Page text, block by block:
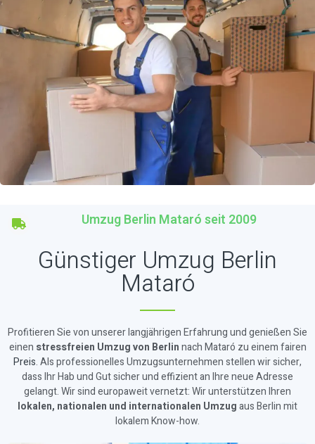
Umzug Berlin Mataró seit 2009
Günstiger Umzug Berlin
Mataró
Profitieren Sie von unserer langjährigen Erfahrung und genießen Sie
einen stressfreien Umzug von Berlinnach Mataró zu einem fairen
Preis. Als professionelles Umzugsunternehmen stellen wir sicher,
dass Ihr Hab und Gut sicher und effizient an Ihre neue Adresse
gelangt. Wir sind europaweit vernetzt: Wir unterstützen Ihren
lokalen, nationalen und internationalen Umzugaus Berlin mit
lokalem Know-how.